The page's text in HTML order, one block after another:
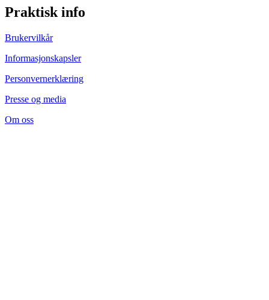
Praktisk info
Brukervilkår
Informasjonskapsler
Personvernerklæring
Presse og media
Om oss